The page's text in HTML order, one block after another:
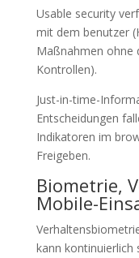
Usable security
mit dem benutzer
Maßnahmen ohne
Kontrollen).
Just-in-time-
Entscheidungen
Indikatoren im
Freigeben.
Biometrie,
Mobile-
kann kontinuierlich